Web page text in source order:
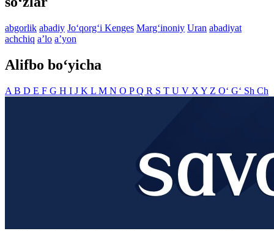
abgorlik abadiy Jo‘qorg‘i Kenges Marg‘inoniy Uran abadiyat
achchiq aʼlo aʼyon
Alifbo bo‘yicha
A B D E F G H I J K L M N O PQ R S T U V X Y Z O‘ G‘ Sh Ch